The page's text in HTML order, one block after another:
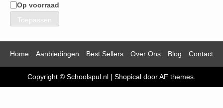
Beschikbaarheid
Op voorraad
Toepassen
Home Aanbiedingen Best Sellers Over Ons Blog Contact
Copyright © Schoolspul.nl | Shopical door AF themes.